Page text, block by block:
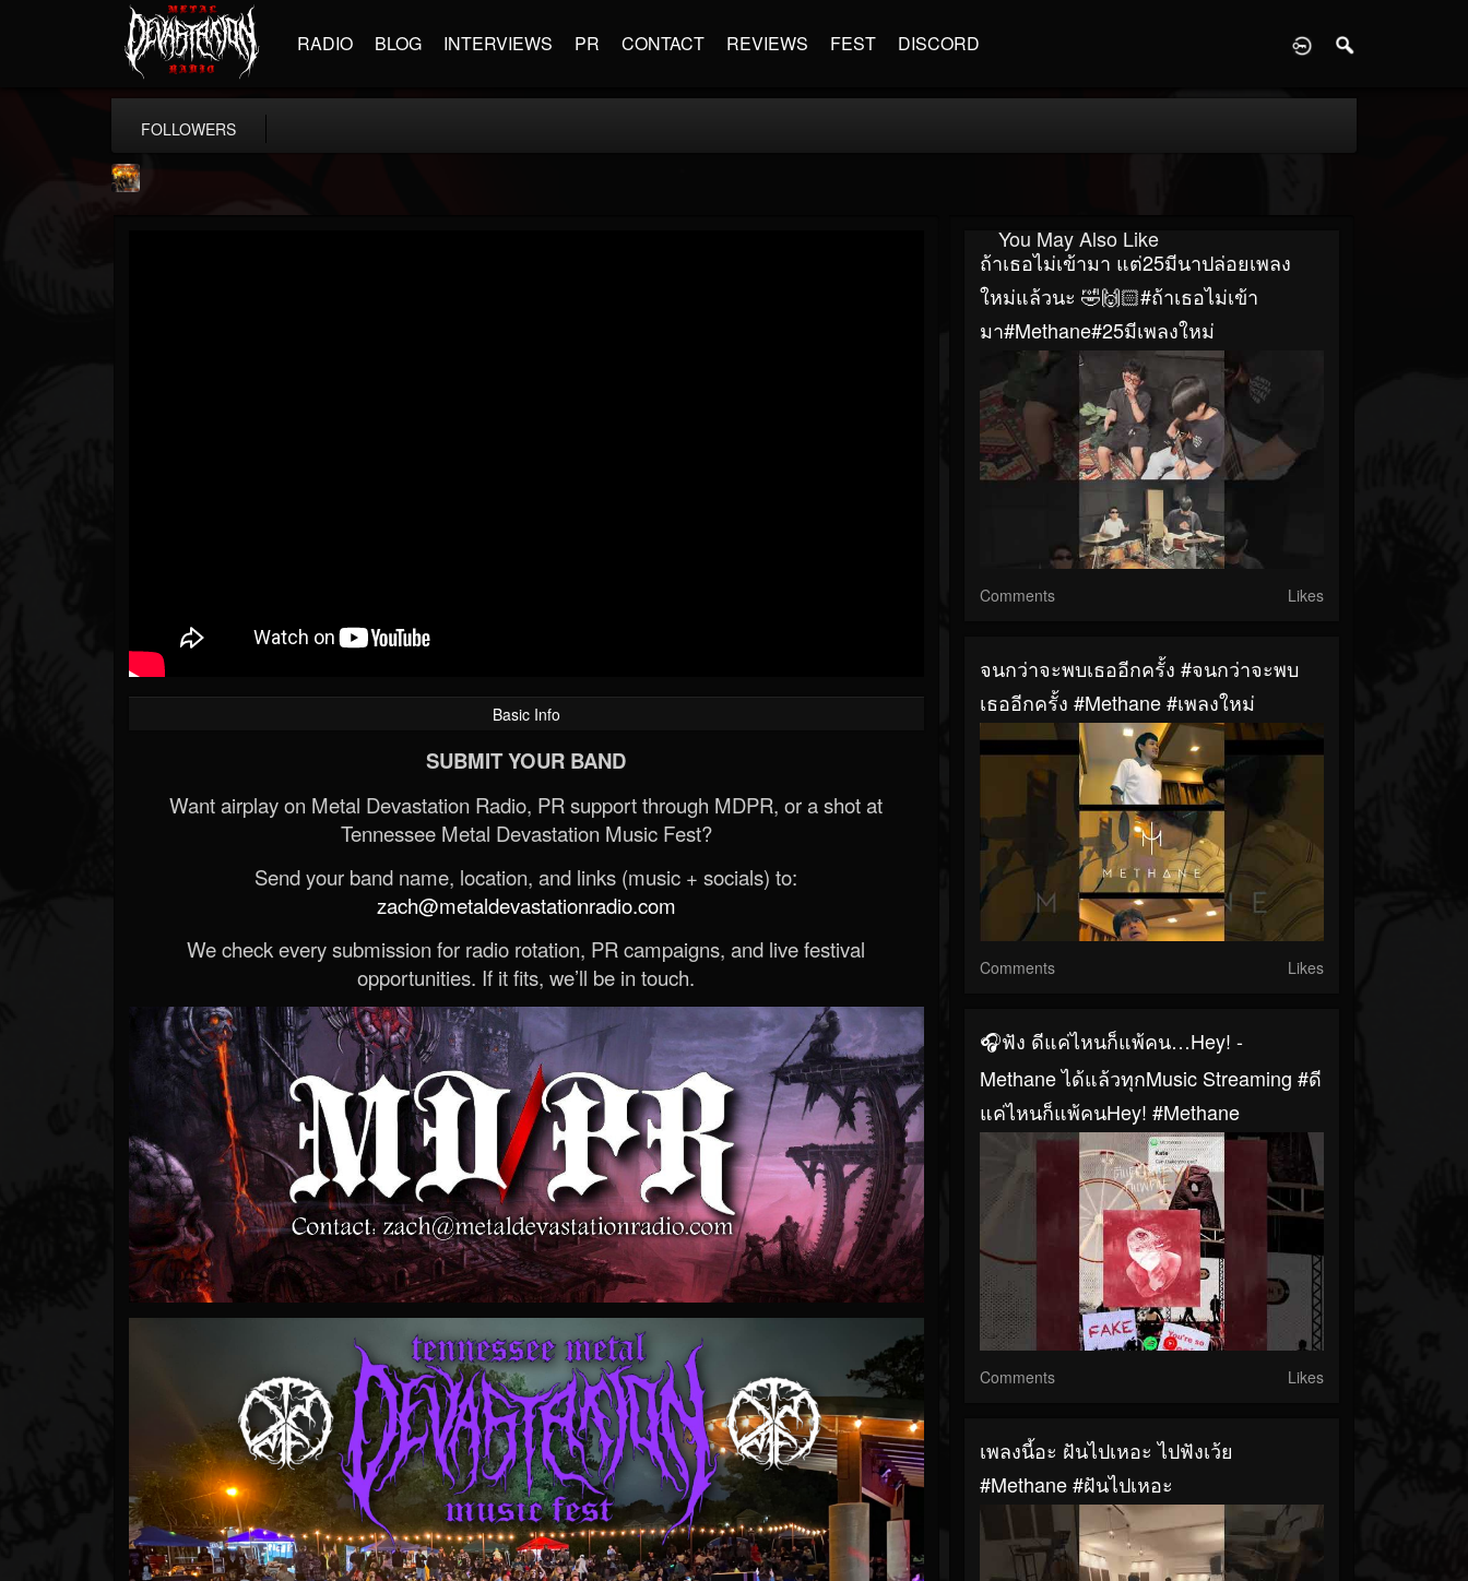
RADIO BLOG INTERVIEWS PR CONTACT REVIEWS FEST DISCORD
FOLLOWERS
Basic Info
SUBMIT YOUR BAND
Want airplay on Metal Devastation Radio, PR support through MDPR, or a shot at
Tennessee Metal Devastation Music Fest?
Send your band name, location, and links (music + socials) to:
zach@metaldevastationradio.com
We check every submission for radio rotation, PR campaigns, and live festival
opportunities. If it fits, we’ll be in touch.
You May Also Like
ถ้าเธอไม่เข้ามา แต่25มีนาปล่อยเพลง
ใหม่แล้วนะ 🤣🙌🏻#ถ้าเธอไม่เข้า
มา#Methane#25มีเพลงใหม่
Comments Likes
จนกว่าจะพบเธออีกครั้ง #จนกว่าจะพบ
เธออีกครั้ง #methane #เพลงใหม่
Comments Likes
🎧ฟัง ดีแค่ไหนก็แพ้คน…Hey! -
Methane ได้แล้วทุกMusic Streaming #ดี
แค่ไหนก็แพ้คนHey! #Methane
Comments Likes
เพลงนี้อะ ฝันไปเหอะ ไปฟังเว้ย
#methane #ฝันไปเหอะ